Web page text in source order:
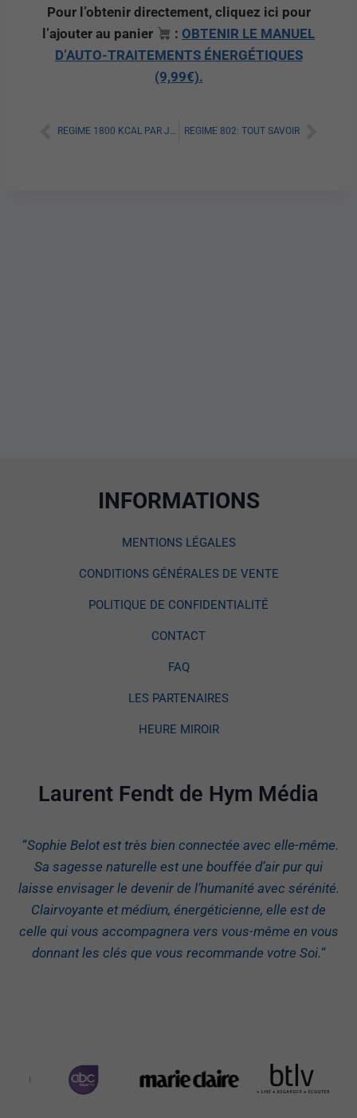
Pour l’obtenir directement, cliquez ici pour
l’ajouter au panier
: OBTENIR LE MANUEL
D’AUTO-TRAITEMENTS ÉNERGÉTIQUES
(9,99€).
REGIME 1800 KCAL PAR JOUR: TOUT SAVOIR REGIME 802: TOUT SAVOIR
INFORMATIONS
MENTIONS LÉGALES
CONDITIONS GÉNÉRALES DE VENTE
POLITIQUE DE CONFIDENTIALITÉ
CONTACT
FAQ
LES PARTENAIRES
HEURE MIROIR
Laurent Fendt de Hym Média
“Sophie Belot est très bien connectée avec elle-même.
Sa sagesse naturelle est une bouffée d’air pur qui
laisse envisager le devenir de l’humanité avec sérénité.
Clairvoyante et médium, énergéticienne, elle est de
celle qui vous accompagnera vers vous-même en vous
donnant les clés que vous recommande votre Soi.“